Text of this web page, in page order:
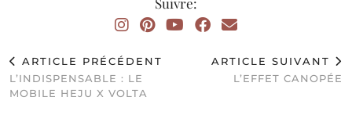
ARTICLE PRÉCÉDENT
L’INDISPENSABLE : LE
MOBILE HEJU X VOLTA
ARTICLE SUIVANT
L’EFFET CANOPÉE